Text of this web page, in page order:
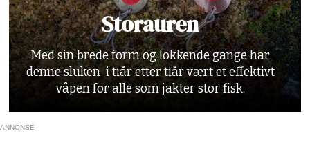
Storauren
Med sin brede form og lokkende gange har
denne sluken i tiår etter tiår vært et effektivt
våpen for alle som jakter stor fisk.
ANNONSE